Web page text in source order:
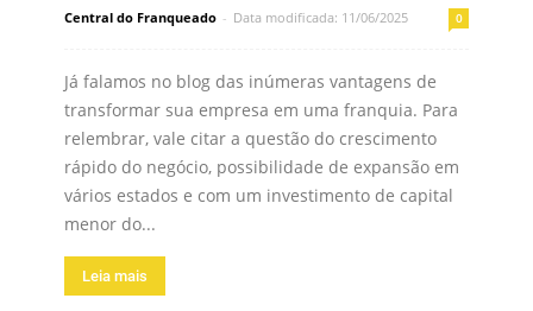
Central do Franqueado - Data modificada: 11/06/2025 0
Já falamos no blog das inúmeras vantagens de
transformar sua empresa em uma franquia. Para
relembrar, vale citar a questão do crescimento
rápido do negócio, possibilidade de expansão em
vários estados e com um investimento de capital
menor do...
Leia mais